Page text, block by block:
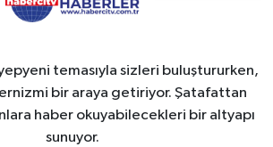
temasıyla sizleri buluştururken,
bir araya getiriyor. Şatafattan
haber okuyabilecekleri bir altyapı
sunuyor.